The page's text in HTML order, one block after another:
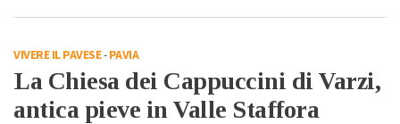
VIVERE IL PAVESE-PAVIA
La Chiesa dei Cappuccini di Varzi,
antica pieve in Valle Staffora